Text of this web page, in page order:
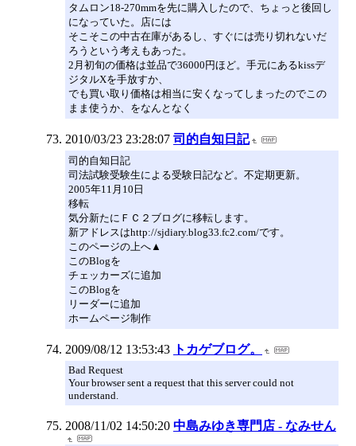
タムロン18-270mmを先に購入したので、ちょっと後回し
になっていた。店には
そこそこの中古在庫があるし、すぐには売り切れないだ
ろうという考えもあった。
2月初旬の価格は並品で36000円ほど。手元にあるkissデ
ジタルXを手放すか、
でも買い取り価格は相当に安くなってしまったのでこの
まま使うか、をなんとなく
2010/03/23 23:28:07 司的自知日記
司的自知日記
司法試験受験生による受験日記など。不定期更新。
2005年11月10日
移転
気分新たにＦＣ２ブログに移転します。
新アドレスはhttp://sjdiary.blog33.fc2.com/です。
このページの上へ▲
このBlogを
チェッカーズに追加
このBlogを
リーダーに追加
ホームページ制作
2009/08/12 13:53:43 トカゲブログ。
Bad Request
Your browser sent a request that this server could not
understand.
2008/11/02 14:50:20 中島みゆき専門店 - なみせん